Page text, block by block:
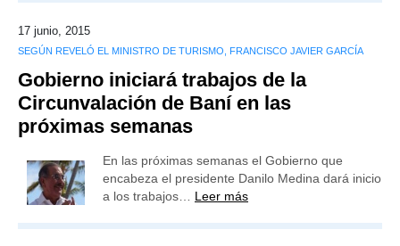
17 junio, 2015
SEGÚN REVELÓ EL MINISTRO DE TURISMO, FRANCISCO JAVIER GARCÍA
Gobierno iniciará trabajos de la
Circunvalación de Baní en las
próximas semanas
En las próximas semanas el Gobierno que
encabeza el presidente Danilo Medina dará inicio
a los trabajos… Leer más